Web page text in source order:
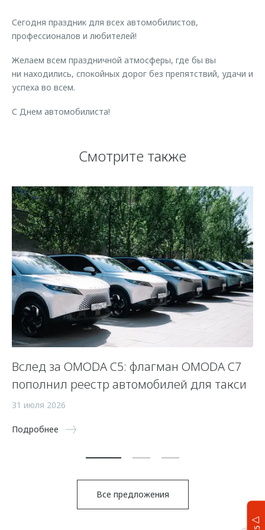
Кредитный калькулятор
Одежда и сувениры
Оригинальные аксессуары
Запчасти
Калькулятор трейд-ин
Клиентская поддержка
Клуб владельцев OMODA
Приложение O&J
Аксессуары
Оригинальные аксессуары
Сегодня праздник для всех автомобилистов,
профессионалов и любителей!
Желаем всем праздничной атмосферы, где бы вы
ни находились, спокойных дорог без препятствий, удачи и
успеха во всем.
С Днем автомобилиста!
Смотрите также
Вслед за OMODA C5: флагман OMODA C7
пополнил реестр автомобилей для такси
31 июля 2026
Подробнее
Все предложения